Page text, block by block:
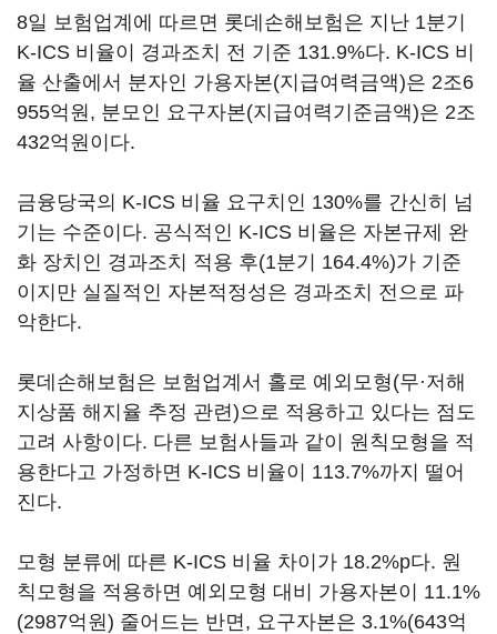
8일 보험업계에 따르면 롯데손해보험은 지난 1분기
K-ICS 비율이 경과조치 전 기준 131.9%다. K-ICS 비
율 산출에서 분자인 가용자본(지급여력금액)은 2조6
955억원, 분모인 요구자본(지급여력기준금액)은 2조
432억원이다.
금융당국의 K-ICS 비율 요구치인 130%를 간신히 넘
기는 수준이다. 공식적인 K-ICS 비율은 자본규제 완
화 장치인 경과조치 적용 후(1분기 164.4%)가 기준
이지만 실질적인 자본적정성은 경과조치 전으로 파
악한다.
롯데손해보험은 보험업계서 홀로 예외모형(무·저해
지상품 해지율 추정 관련)으로 적용하고 있다는 점도
고려 사항이다. 다른 보험사들과 같이 원칙모형을 적
용한다고 가정하면 K-ICS 비율이 113.7%까지 떨어
진다.
모형 분류에 따른 K-ICS 비율 차이가 18.2%p다. 원
칙모형을 적용하면 예외모형 대비 가용자본이 11.1%
(2987억원) 줄어드는 반면, 요구자본은 3.1%(643억